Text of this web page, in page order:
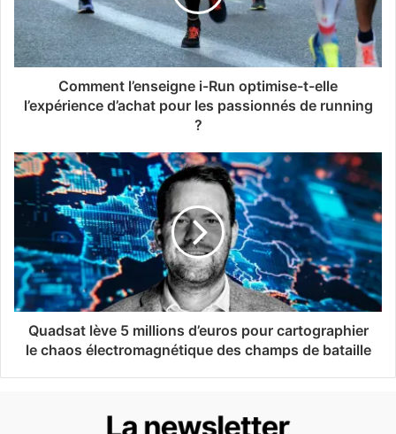
Comment l’enseigne i-Run optimise-t-elle
l’expérience d’achat pour les passionnés de running
?
Quadsat lève 5 millions d’euros pour cartographier
le chaos électromagnétique des champs de bataille